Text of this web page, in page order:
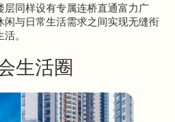
同样设有专属连桥直通富力广
与日常生活需求之间实现无缝衔
。
生活圈